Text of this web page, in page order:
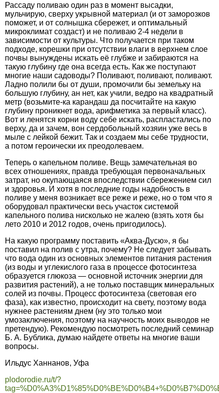
Рассаду поливаю один раз в момент высадки,
мульчирую, сверху укрывной материал (и от заморозков
поможет, и от солнышка сбережет, и оптимальный
микроклимат создаст) и не поливаю 2-4 недели в
зависимости от культуры. Что получается при таком
подходе, корешки при отсутствии влаги в верхнем слое
почвы вынуждены искать её глубже и забираются на
такую глубину где она всегда есть. Как же поступают
многие наши садоводы? Поливают, поливают, поливают.
Ладно полили бы от души, промочили бы земельку на
большую глубину, ан нет, как учили, ведро на квадратный
метр (возьмите-ка карандаш да посчитайте на какую
глубину проникнет вода, арифметика за первый класс).
Вот и ленятся корни воду себе искать, распластались по
верху, да и зачем, вон сердобольный хозяин уже весь в
мыле с лейкой бежит. Так и создаем мы себе трудности,
а потом героически их преодолеваем.
Теперь о капельном поливе. Вещь замечательная во
всех отношениях, правда требующая первоначальных
затрат, но окупающаяся впоследствии сбережением сил
и здоровья. И хотя в последние годы надобность в
поливе у меня возникает все реже и реже, но о том что я
оборудовал практически весь участок системой
капельного полива нисколько не жалею (взять хотя бы
лето 2010 и 2012 годов, очень пригодилось).
На какую программу поставить «Аква-Дусю», я бы
поставил на полив с утра, почему? Не следует забывать
что вода один из основных элементов питания растения
(из воды и углекислого газа в процессе фотосинтеза
образуется глюкоза — основной источник энергии для
развития растений), а не только поставщик минеральных
солей из почвы. Процесс фотосинтеза (световая его
фаза), как известно, происходит на свету, поэтому вода
нужнее растениям днем (ну это только мои
умозаключения, поэтому на научность моих выводов не
претендую). Рекомендую посмотреть последний семинар
Б. А. Бублика, думаю найдете ответы на многие ваши
вопросы.
Ильдус Ханнанов, Уфа
plodorodie.ru/t/?